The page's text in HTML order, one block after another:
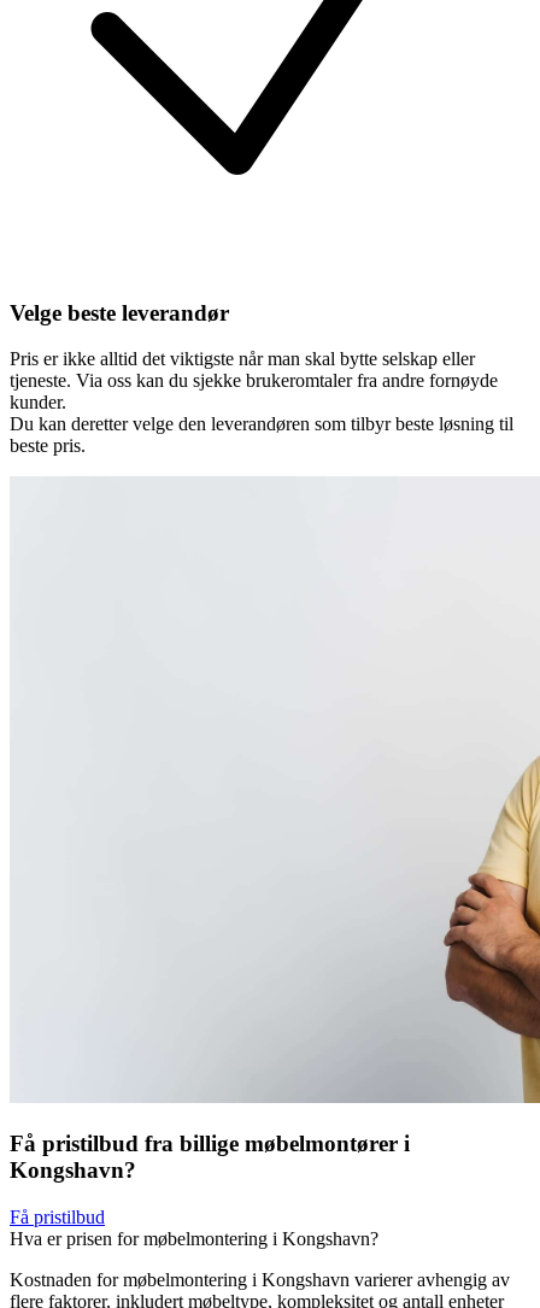
Velge beste leverandør
Pris er ikke alltid det viktigste når man skal bytte selskap eller
tjeneste. Via oss kan du sjekke brukeromtaler fra andre fornøyde
kunder.
Du kan deretter velge den leverandøren som tilbyr beste løsning til
beste pris.
Få pristilbud fra billige møbelmontører i
Kongshavn?
Få pristilbud
Hva er prisen for møbelmontering i Kongshavn?
Kostnaden for møbelmontering i Kongshavn varierer avhengig av
flere faktorer, inkludert møbeltype, kompleksitet og antall enheter